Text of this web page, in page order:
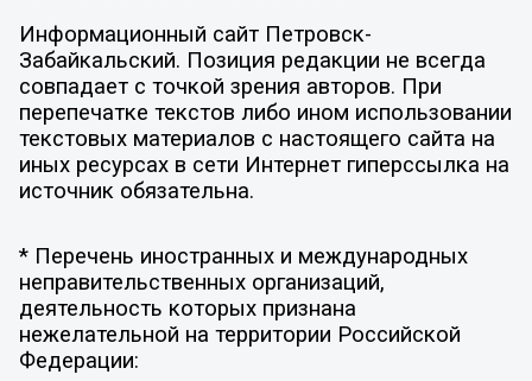
Информационный сайт Петровск-
Забайкальский. Позиция редакции не всегда
совпадает с точкой зрения авторов. При
перепечатке текстов либо ином использовании
текстовых материалов с настоящего сайта на
иных ресурсах в сети Интернет гиперссылка на
источник обязательна.
* Перечень иностранных и международных
неправительственных организаций,
деятельность которых признана
нежелательной на территории Российской
Федерации: